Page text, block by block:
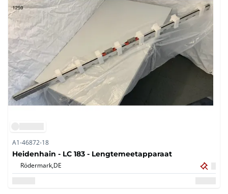
A1-46872-18
Heidenhain - LC 183 - Lengtemeetapparaat
Rödermark,DE